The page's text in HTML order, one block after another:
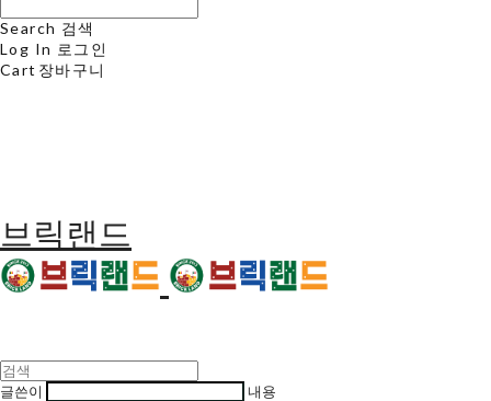
Search 검색
Log In 로그인
Cart 장바구니
브릭랜드
글쓴이 내용